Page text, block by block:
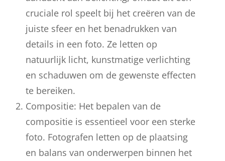
cruciale rol speelt bij het creëren van de
juiste sfeer en het benadrukken van
details in een foto. Ze letten op
natuurlijk licht, kunstmatige verlichting
en schaduwen om de gewenste effecten
te bereiken.
Compositie: Het bepalen van de
compositie is essentieel voor een sterke
foto. Fotografen letten op de plaatsing
en balans van onderwerpen binnen het